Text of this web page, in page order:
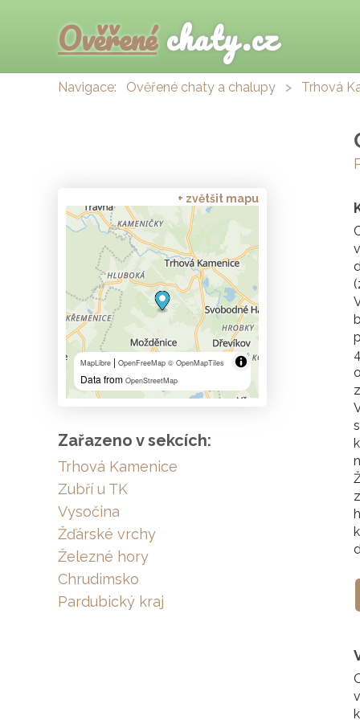
Ověřenéchaty.cz
Navigace: Ověřené chaty a chalupy > Trhová
+ zvětšit mapu
MapLibre | OpenFreeMap © OpenMapTiles
Data from OpenStreetMap
Zařazeno v sekcích:
Trhová Kamenice
Zubří u TK
Vysočina
Žďárské vrchy
Železné hory
Chrudimsko
Pardubický kraj